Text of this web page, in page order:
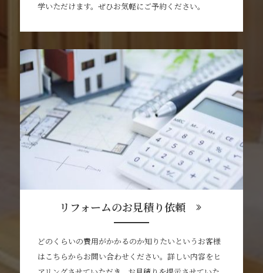
学いただけます。ぜひお気軽にご予約ください。
リフォームのお見積り依頼
どのくらいの費用がかかるのか知りたいというお客様
はこちらからお問い合わせください。詳しい内容をヒ